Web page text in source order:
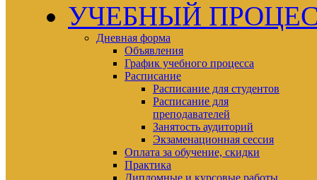
УЧЕБНЫЙ
Дневная форма
Объявления
График учебного процесса
Расписание
Расписание для студентов
Расписание для
преподавателей
Занятость аудиторий
Экзаменационная сессия
Оплата за обучение, скидки
Практика
Дипломные и курсовые работы